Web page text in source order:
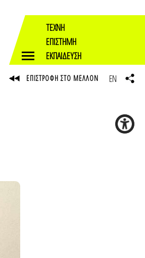
ΤΕΧΝΗ
ΕΠΙΣΤΗΜΗ
ΕΚΠΑΙΔΕΥΣΗ
ΕΠΙΣΤΡΟΦΗ ΣΤΟ ΜΕΛΛΟΝ EN